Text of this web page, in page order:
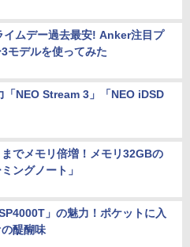
ムデー過去最安! Anker注目プ
モデルを使ってみた
NEO Stream 3」「NEO iDSD
でメモリ倍増！メモリ32GBの
ングノート」
」の魅力！ポケットに入
醍醐味